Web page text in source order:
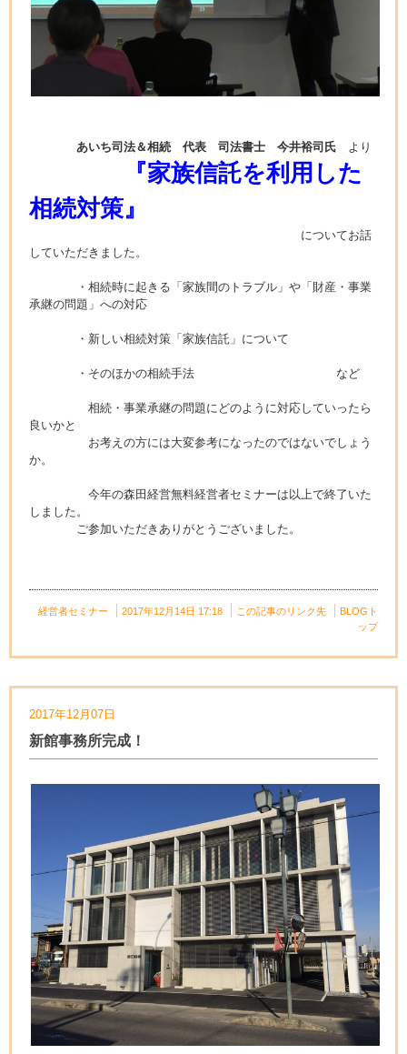
あいち司法＆相続 代表 司法書士 今井裕司氏 より
『家族信託を利用した
相続対策』
についてお話
していただきました。
・相続時に起きる「家族間のトラブル」や「財産・事業
承継の問題」への対応
・新しい相続対策「家族信託」について
・そのほかの相続手法 など
相続・事業承継の問題にどのように対応していったら
良いかと
お考えの方には大変参考になったのではないでしょう
か。
今年の森田経営無料経営者セミナーは以上で終了いた
しました。
ご参加いただきありがとうございました。
経営者セミナー 2017年12月14日 17:18 この記事のリンク先
BLOGト
ップ
2017年12月07日
新館事務所完成！